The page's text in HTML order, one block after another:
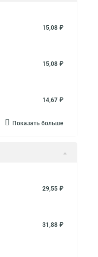
15,08 ₽
15,08 ₽
14,67 ₽
Показать больше
29,55 ₽
31,88 ₽